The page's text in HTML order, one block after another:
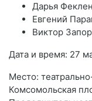
Дарья
Евгений
Виктор
Дата и время: 27
Место:
Комсомольская